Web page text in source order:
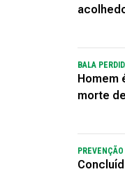
BALA
Homem
morte
PREVENÇÃO